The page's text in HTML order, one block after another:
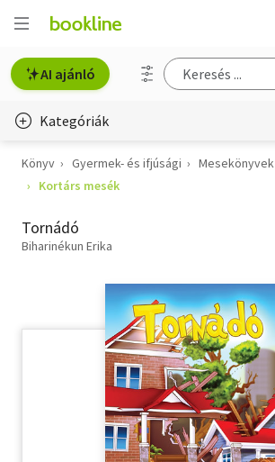
AI ajánló
Kategóriák
Életmód, egészség
Gyermek- és ifjúsági
Hobbi, szabadidő
Szótár, nyelvkönyv
Könyv Gyermek- és ifjúsági Mesekönyvek
Kortárs mesék
Tornádó
Biharinékun Erika